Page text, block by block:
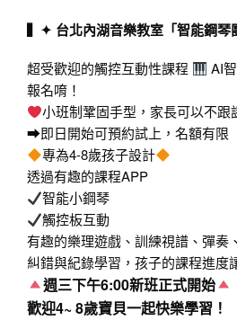
▍✦ 台北內湖音樂教室「智能鋼琴
超受歡迎的觸控互動性課程 AI
報名唷！
小班制鞏固手型，家長可以不跟
➡即日開始可預約試上，名額有限
專為4-8歲孩子設計
透過有趣的課程APP
智能小鋼琴
觸控板互動
有趣的樂理遊戲、訓練視譜、彈奏
糾錯與紀錄學習，孩子的課程進度
週三下午6:00新班正式開始
歡迎4~ 8歲寶貝一起快樂學習！